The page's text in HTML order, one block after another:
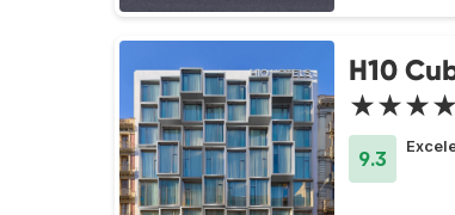
H10
★★★★
9.3